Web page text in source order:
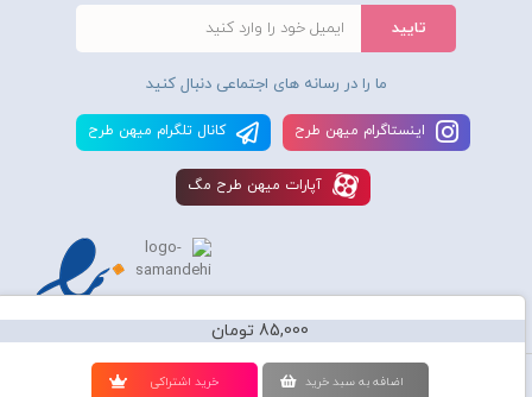
85,000 تومان
اضافه به سبد خريد خريد اشتراکی
ما را در رسانه های اجتماعی دنبال کنید
اينستاگرام ميهن طرح کانال تلگرام ميهن طرح
آپارات ميهن طرح مگ
استفاده از محصولات سايت میهن طرح برای مقاصد تجاری ممنوع و موجب پیگرد